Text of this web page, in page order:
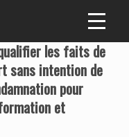
les faits de
sans intention de
pour
et